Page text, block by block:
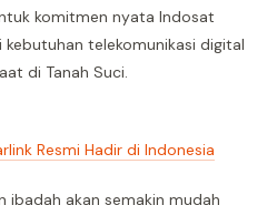
komitmen nyata Indosat
telekomunikasi digital
di Tanah Suci.
Resmi Hadir di Indonesia
ibadah akan semakin mudah